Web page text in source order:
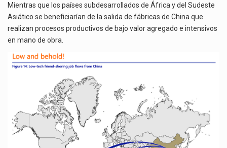
Mientras que los países subdesarrollados de África y del Sudeste
Asiático se beneficiarían de la salida de fábricas de China que
realizan procesos productivos de bajo valor agregado e intensivos
en mano de obra.